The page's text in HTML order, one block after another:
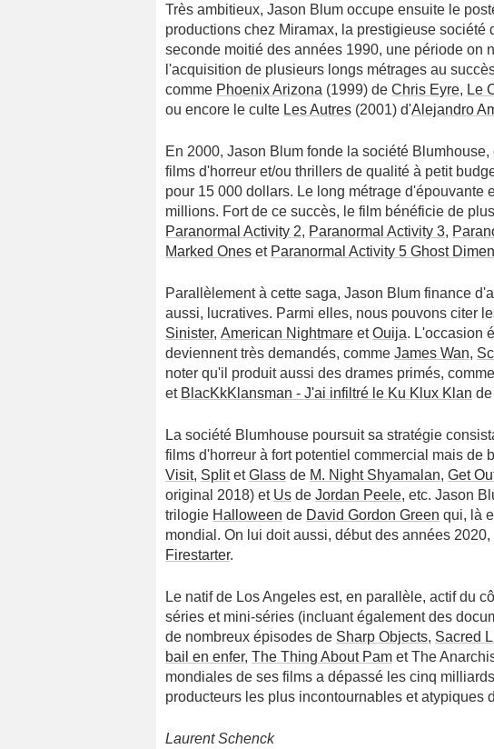
Très ambitieux, Jason Blum occupe ensuite le
productions chez Miramax, la prestigieuse
seconde moitié des années 1990, une période on
l'acquisition de plusieurs longs métrages au
comme Phoenix Arizona (1999) de Chris Eyre, Le
ou encore le culte Les Autres (2001) d'Alejandro
En 2000, Jason Blum fonde la société
films d'horreur et/ou thrillers de qualité à petit
pour 15 000 dollars. Le long métrage d'épouvante
millions. Fort de ce succès, le film bénéficie de
Paranormal Activity 2, Paranormal Activity 3,
Marked Ones et Paranormal Activity 5 Ghost
Parallèlement à cette saga, Jason Blum finance
aussi, lucratives. Parmi elles, nous pouvons citer
Sinister, American Nightmare etOuija. L'occasion
deviennent très demandés, comme James Wan,
noter qu'il produit aussi des drames primés, comme
et BlacKkKlansman - J'ai infiltré le Ku Klux Klan de
La société Blumhouse poursuit sa stratégie
films d'horreur à fort potentiel commercial mais de
Visit, SplitetGlass de M. Night Shyamalan, Get
original 2018) et Us de Jordan Peele, etc. Jason
trilogie Halloween de David Gordon Green qui, là
mondial. On lui doit aussi, début des années 2020,
Firestarter.
Le natif de Los Angeles est, en parallèle, actif du
séries et mini-séries (incluant également des
de nombreux épisodes de Sharp Objects, Sacred
bail en enfer, The Thing About Pam etThe
mondiales de ses films a dépassé les cinq
producteurs les plus incontournables et atypiques
Laurent Schenck